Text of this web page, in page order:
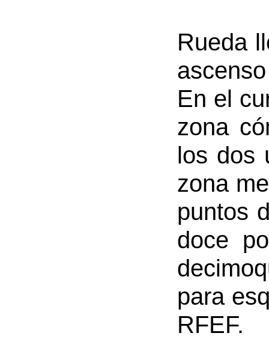
Rueda
En el
zona
los dos
zona
puntos
doce
para
RFEF.